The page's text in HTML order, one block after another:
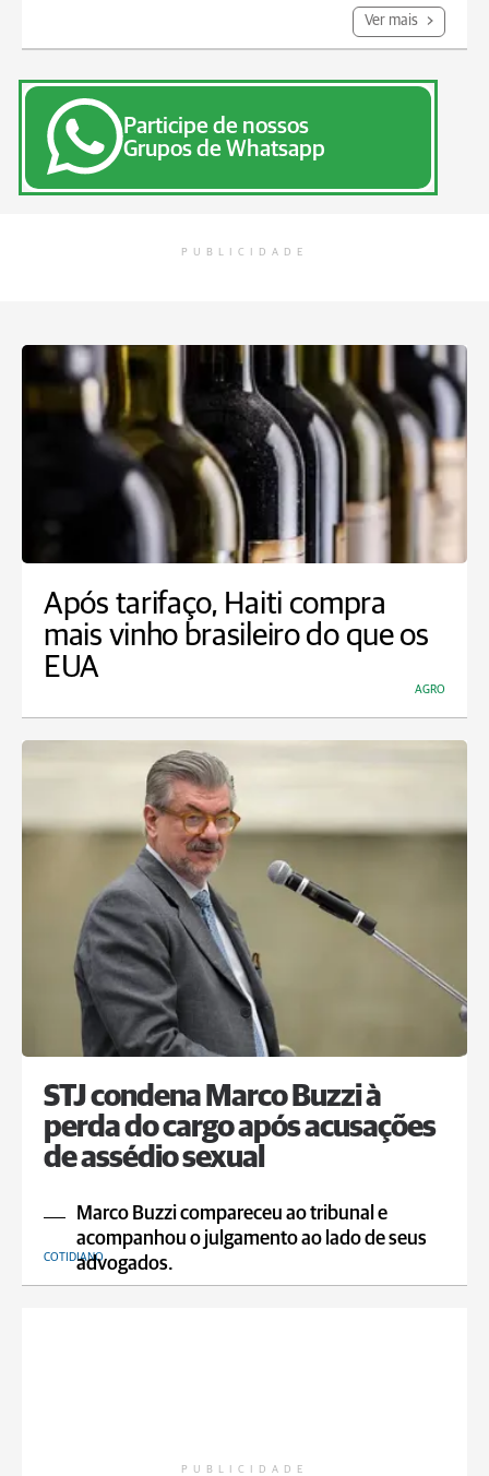
Ver mais
Participe de nossos
Grupos de Whatsapp
PUBLICIDADE
Após tarifaço, Haiti compra
mais vinho brasileiro do que os
EUA
AGRO
STJ condena Marco Buzzi à
perda do cargo após acusações
de assédio sexual
Marco Buzzi compareceu ao tribunal e
acompanhou o julgamento ao lado de seus
advogados.
COTIDIANO
PUBLICIDADE